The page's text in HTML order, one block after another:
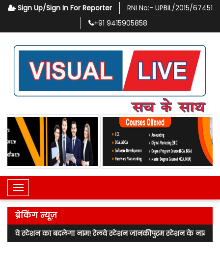
Sign Up/Sign In For Reporter RNI No:- UPBIL/2015/67451
+91 9415905858
Toggle Navigation
ब्रेकिंग न्यूज़
बदलेगा नाम! रेलवे स्टेशन जानकीपुरम स्टेशन के नाम से जाना जाएगा!